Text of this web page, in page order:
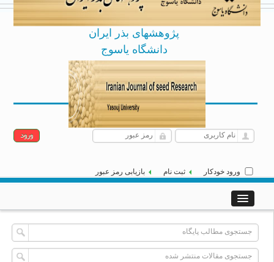
پژوهشهای بذر ایران
دانشگاه یاسوج
|
English
[Archive]
ورود خودکار ثبت نام بازیابی رمز عبور